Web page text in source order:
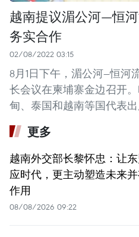
越南提议湄公河—恒
务实合作
02/08/2022 03:15
8月1日下午，湄公河—恒河
长会议在柬埔寨金边召开
甸、泰国和越南等国代表出
更多
越南外交部长黎怀忠：让
应时代，更主动塑造未来
作用
08/08/2026 09:22